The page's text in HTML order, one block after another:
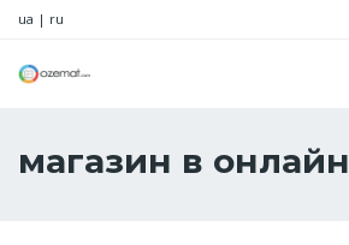
ua | ru
магазин в онлайн